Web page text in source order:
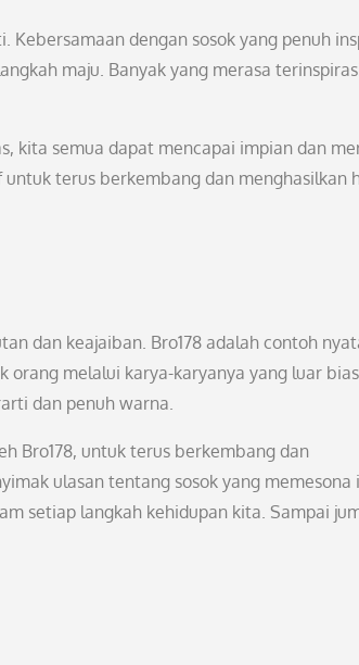
dengan sosok yang penuh
maju. Banyak yang merasa
kita semua dapat mencapai impian dan
terus berkembang dan menghasilkan
dan keajaiban. Bro178 adalah contoh
orang melalui karya-karyanya yang luar
dan penuh warna.
Bro178, untuk terus berkembang dan
ulasan tentang sosok yang memesona
setiap langkah kehidupan kita. Sampai